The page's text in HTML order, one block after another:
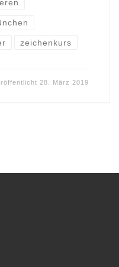
zeichenkurs
28. März 2019